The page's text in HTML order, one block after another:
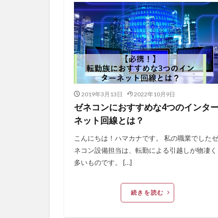
2019年3月13日 2022年10月9日
ゼネコンにおすすめな4つのインタ
ネット回線とは？
こんにちは！ハマカナです。 私の職業でしたゼ
ネコン設備担当は、転勤による引越しが物凄く
多いものです。 […]
続きを読む